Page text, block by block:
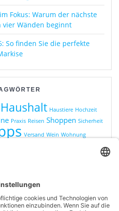
Fokus: Warum der nächste
Wänden beginnt
So finden Sie die perfekte
Haushalt Haustiere Hochzeit
Praxis Reisen Shoppen Sicherheit
Versand Wein Wohnung
Shopping